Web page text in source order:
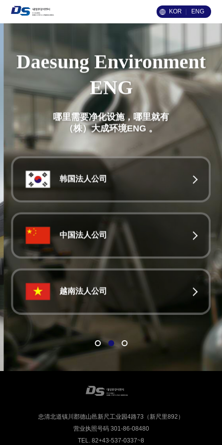
KOR ENG
Daesung Environment
ENG
哪里需要净化设施，哪里就有
（株）大成环境ENG 。
韩国法人公司
中国法人公司
越南法人公司
忠清北道镇川郡德山邑新尺工业园4路73（新尺里892）
营业执照号码 301-86-08480
TEL. 82+43-537-0337~8